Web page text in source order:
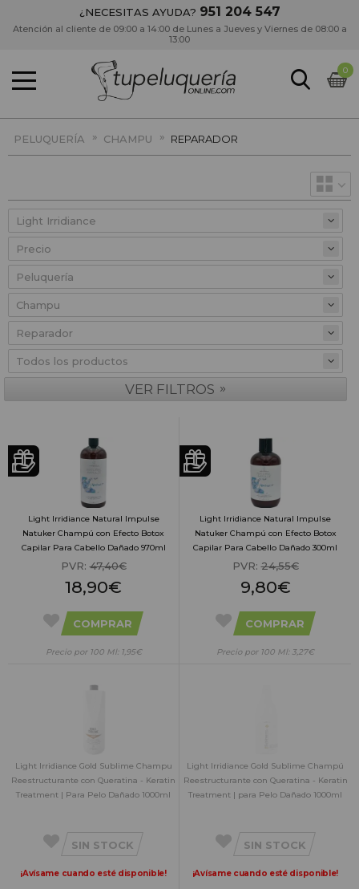
¿NECESITAS AYUDA? 951 204 547
Atención al cliente de 09:00 a 14:00 de Lunes a Jueves y Viernes de 08:00 a
13:00
0
PELUQUERÍA » CHAMPU » REPARADOR
Precio
VER FILTROS »
Light Irridiance Natural Impulse
Natuker Champú con Efecto Botox
Capilar Para Cabello Dañado 970ml
PVR:47,40€
18,90€
COMPRAR
Precio por 100 Ml: 1,95€
Light Irridiance Natural Impulse
Natuker Champú con Efecto Botox
Capilar Para Cabello Dañado 300ml
PVR:24,55€
9,80€
COMPRAR
Precio por 100 Ml: 3,27€
Light Irridiance Gold Sublime Champu
Reestructurante con Queratina - Keratin
Treatment | Para Pelo Dañado 1000ml
SIN STOCK
¡Avísame cuando esté disponible!
Light Irridiance Gold Sublime Champú
Reestructurante con Queratina - Keratin
Treatment | para Pelo Dañado 1000ml
SIN STOCK
¡Avísame cuando esté disponible!